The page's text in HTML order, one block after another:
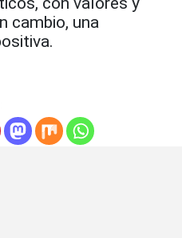
cambio, una